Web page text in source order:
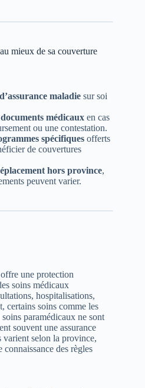
mieux de sa couverture
maladie sur soi
médicaux en cas
ou une contestation.
spécifiques offerts
de couvertures
hors province,
peuvent varier.
une protection
soins médicaux
hospitalisations,
certains soins comme les
paramédicaux ne sont
souvent une assurance
varient selon la province,
des règles